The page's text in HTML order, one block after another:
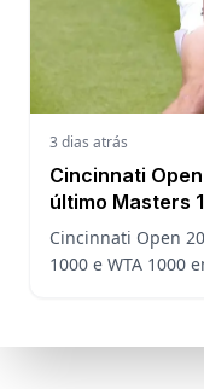
3 dias atrás
Cincinnati
último Masters
Cincinnati Open
1000 e WTA 1000